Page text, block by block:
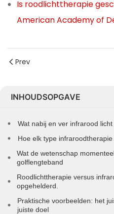
Is roodlichttherapie
American Academy of
Prev
INHOUDSOPGAVE
Wat nabij en ver infrarood
Hoe elk type
Wat de wetenschap
golflengteband
Roodlichttherapie versus
opgehelderd.
Praktische voorbeelden: het
juiste doel